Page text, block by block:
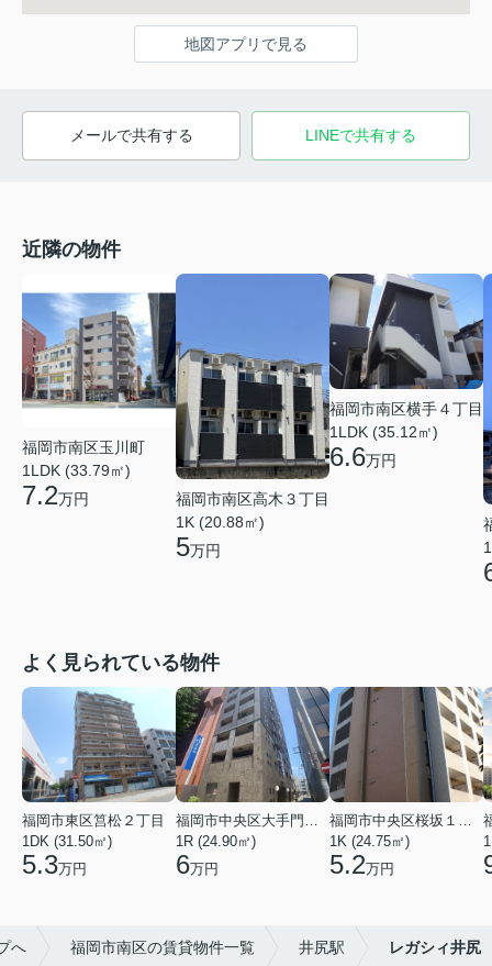
地図アプリで見る
メールで共有する LINEで共有する
近隣の物件
福岡市南区玉川町
1LDK (33.79㎡)
7.2万円
福岡市南区高木３丁目
1K (20.88㎡)
5万円
福岡市南区横手４丁目
1LDK (35.12㎡)
6.6万円
よく見られている物件
福岡市東区筥松２丁目
1DK (31.50㎡)
5.3万円
福岡市中央区大手門３丁目
1R (24.90㎡)
6万円
福岡市中央区桜坂１丁目
1K (24.75㎡)
5.2万円
へ 福岡市南区の賃貸物件一覧 井尻駅 レガシィ井尻